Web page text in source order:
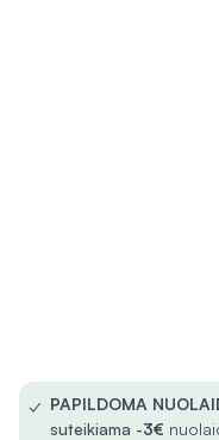
✓ PAPILDOMA
suteikiama -3€